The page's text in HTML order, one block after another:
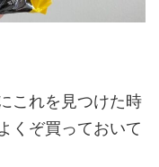
これを見つけた時
くぞ買っておいて